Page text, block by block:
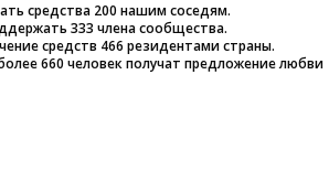
средства 200 нашим соседям.
333 члена сообщества.
средств 466 резидентами страны.
660 человек получат предложение любви